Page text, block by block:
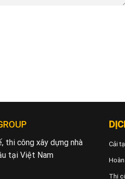
thi công xây dựng nhà
tại Việt Nam
Cải
Thi